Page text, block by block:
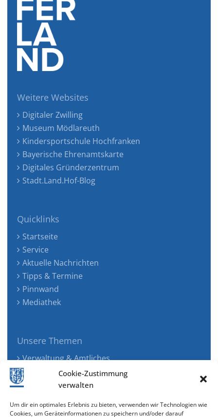
Cookie-Zustimmung
verwalten
Um dir ein optimales Erlebnis zu bieten, verwenden wir Technologien wie
Cookies, um Geräteinformationen zu speichern und/oder darauf
Weitere Websites
Digitaler Zwilling
Museum Mödlareuth
Kindersportschule Hochfranken
Bayerische Ehrenamtskarte
Digitales Gründerzentrum
Stadt.Land.Hof-Blog
Quicklinks
Startseite
Service
Aktuelle Nachrichten
Tipps & Termine
Pinnwand
Mediathek
Unsere Themen
Verwaltung & Amtliches
Jugend, Familie & Gesundheit
Tourismus, Freizeit & Ökologie
Wirtschaft & Verkehr